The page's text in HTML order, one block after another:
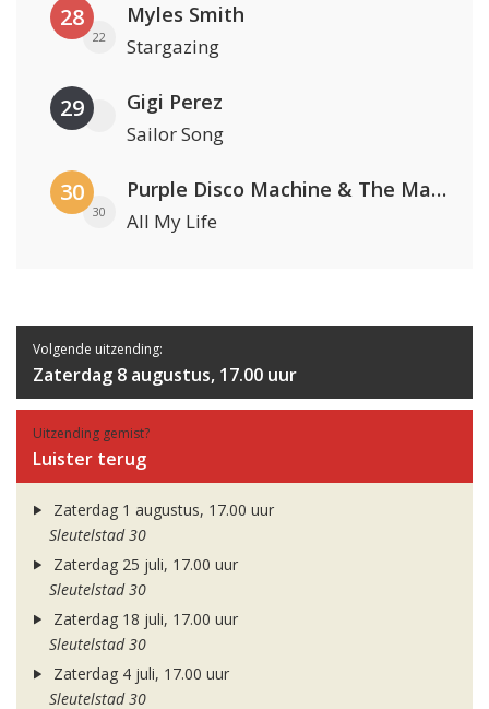
28
22
Myles Smith
Stargazing
29 Gigi Perez
Sailor Song
30
30
Purple Disco Machine & The Magician
All My Life
Volgende uitzending:
Zaterdag 8 augustus, 17.00 uur
Uitzending gemist?
Luister terug
Zaterdag 1 augustus, 17.00 uur
Sleutelstad 30
Zaterdag 25 juli, 17.00 uur
Sleutelstad 30
Zaterdag 18 juli, 17.00 uur
Sleutelstad 30
Zaterdag 4 juli, 17.00 uur
Sleutelstad 30